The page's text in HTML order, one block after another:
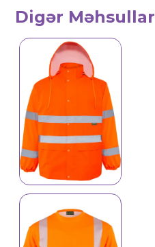
Digər Məhsullar
Reflektiv geyimlər